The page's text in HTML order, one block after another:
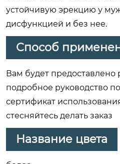
устойчивую эрекцию у
дисфункцией и без нее.
Способ
Вам будет предоставлено
подробное руководство
сертификат
стесняйтесь делать заказ
Название цвета